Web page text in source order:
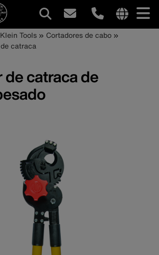
Klein Tools
Cortadores de cabo
catraca
catraca de